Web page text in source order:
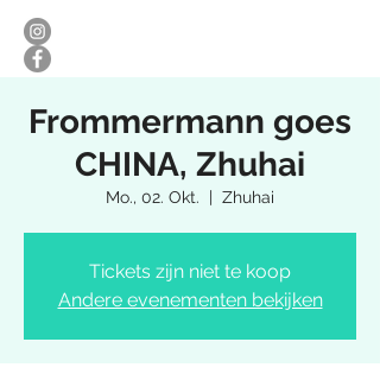
Frommermann goes
CHINA, Zhuhai
Mo., 02. Okt.
  |
Zhuhai
Tickets zijn niet te koop
Andere evenementen bekijken